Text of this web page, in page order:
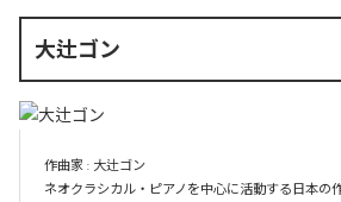
大辻ゴン
作曲家 : 大辻ゴン
ネオクラシカル・ピアノを中心に活動する日本の